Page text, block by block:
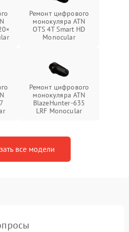
Ремонт цифрового
монокуляра ATN
OTS 4T Smart HD
Monocular
Ремонт цифрового
монокуляра ATN
BlazeHunter‑635
LRF Monocular
все модели